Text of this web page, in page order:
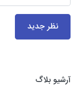
نظر جدید
آرشیو بلاگ